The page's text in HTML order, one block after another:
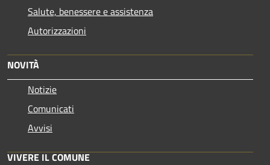
Salute, benessere e assistenza
Autorizzazioni
NOVITÀ
Notizie
Comunicati
Avvisi
VIVERE IL COMUNE